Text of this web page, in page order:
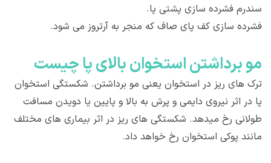
سندرم فشرده سازی پشتی پا.
فشرده سازی کف پای صاف که منجر به آرتروز می شود.
مو برداشتن استخوان بالای پا چیست
ترک های ریز در استخوان یعنی مو برداشتن. شکستگی استخوان
پا در اثر نیروی دایمی و پرش به بالا و پایین یا دویدن مسافت
طولانی رخ میدهد. شکستگی های ریز در اثر بیماری های مختلف
مانند پوکی استخوان رخ خواهد داد.